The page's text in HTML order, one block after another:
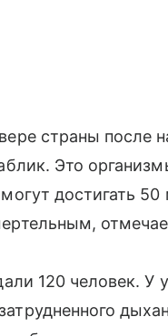
страны после
Это
достигать 50
120 человек. У